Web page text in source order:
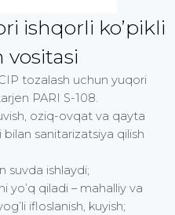
ishqorli ko’pikli
vositasi
tozalash uchun yuqori
PARI S-108.
oziq-ovqat va qayta
bilan sanitarizatsiya qilish
suvda ishlaydi;
yo’q qiladi – mahalliy va
ifloslanish, kuyish;